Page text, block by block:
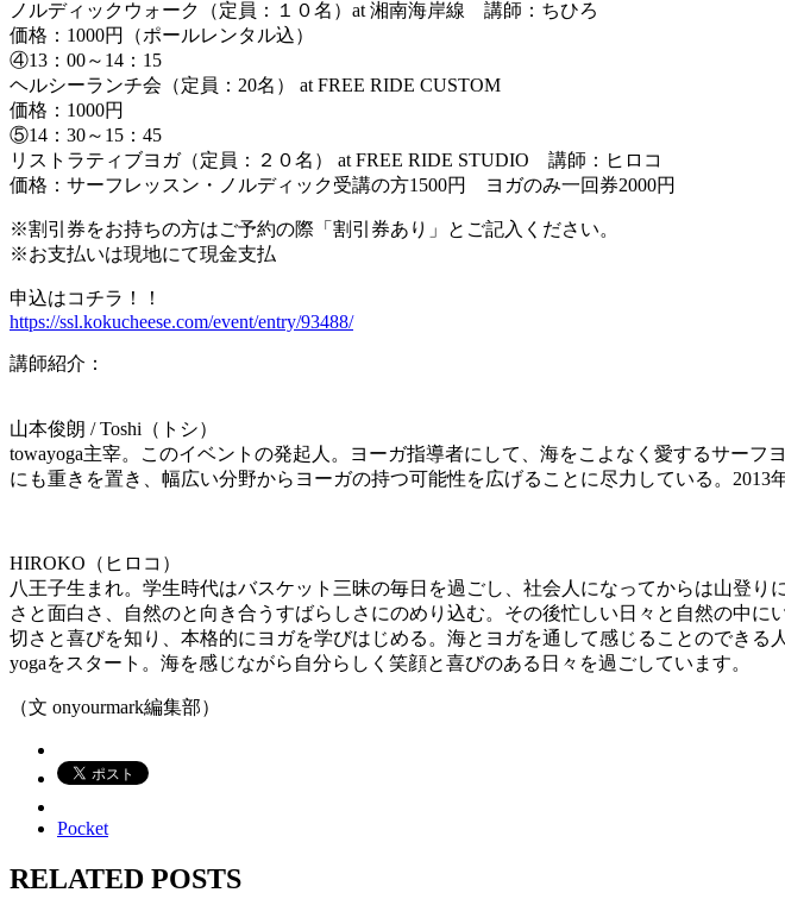
ノルディックウォーク（定員：１０名）at 湘南海岸線 講師：ちひろ
価格：1000円（ポールレンタル込）
④13：00～14：15
ヘルシーランチ会（定員：20名） at FREE RIDE CUSTOM
価格：1000円
⑤14：30～15：45
リストラティブヨガ（定員：２０名） at FREE RIDE STUDIO 講師：ヒロコ
価格：サーフレッスン・ノルディック受講の方1500円 ヨガのみ一回券2000円
※割引券をお持ちの方はご予約の際「割引券あり」とご記入ください。
※お支払いは現地にて現金支払
申込はコチラ！！
https://ssl.kokucheese.com/event/entry/93488/
講師紹介：
山本俊朗 / Toshi（トシ）
towayoga主宰。このイベントの発起人。ヨーガ指導者にして、海をこよなく愛するサー
にも重きを置き、幅広い分野からヨーガの持つ可能性を広げることに尽力している。2013
HIROKO（ヒロコ）
八王子生まれ。学生時代はバスケット三昧の毎日を過ごし、社会人になってからは山登
さと面白さ、自然のと向き合うすばらしさにのめり込む。その後忙しい日々と自然の中
切さと喜びを知り、本格的にヨガを学びはじめる。海とヨガを通して感じることのでき
yogaをスタート。海を感じながら自分らしく笑顔と喜びのある日々を過ごしています。
（文 onyourmark編集部）
Pocket
RELATED POSTS